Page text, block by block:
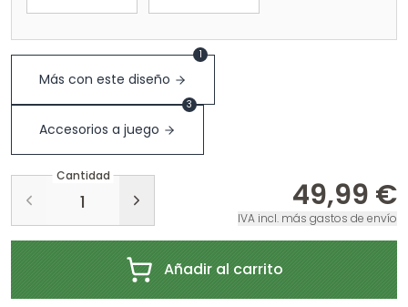
Más con este diseño
1
Accesorios a juego
3
Cantidad
49,99 €
IVA incl. más gastos de envío
Añadir al carrito